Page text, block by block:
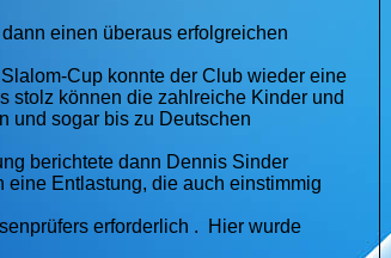
einen überaus erfolgreichen
Cup konnte der Club wieder eine
stolz können die zahlreiche Kinder und
und sogar bis zu Deutschen
berichtete dann Dennis Sinder
Entlastung, die auch einstimmig
erforderlich . Hier wurde